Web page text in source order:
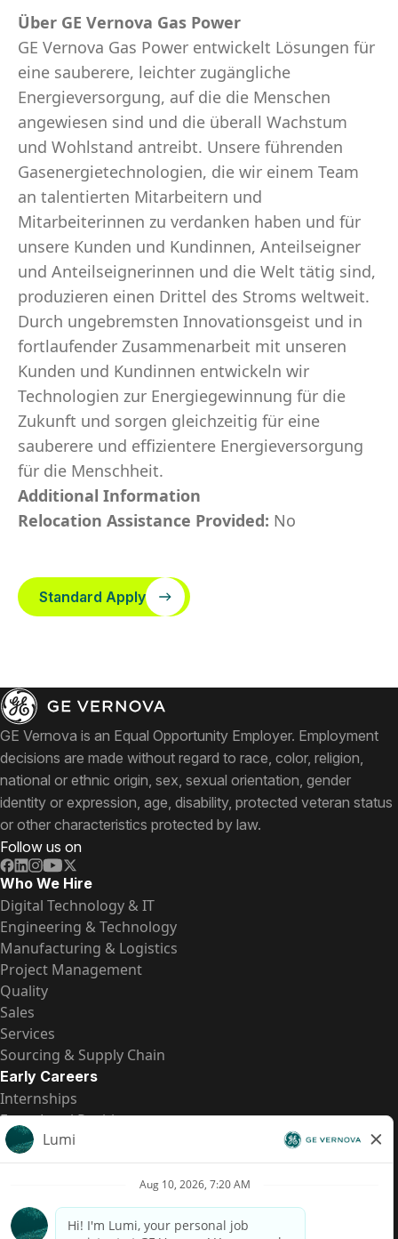
Über GE Vernova Gas Power
GE Vernova Gas Power entwickelt Lösungen für
eine sauberere, leichter zugängliche
Energieversorgung, auf die die Menschen
angewiesen sind und die überall Wachstum
und Wohlstand antreibt. Unsere führenden
Gasenergietechnologien, die wir einem Team
an talentierten Mitarbeitern und
Mitarbeiterinnen zu verdanken haben und für
unsere Kunden und Kundinnen, Anteilseigner
und Anteilseignerinnen und die Welt tätig sind,
produzieren einen Drittel des Stroms weltweit.
Durch ungebremsten Innovationsgeist und in
fortlaufender Zusammenarbeit mit unseren
Kunden und Kundinnen entwickeln wir
Technologien zur Energiegewinnung für die
Zukunft und sorgen gleichzeitig für eine
sauberere und effizientere Energieversorgung
für die Menschheit.
Additional Information
Relocation Assistance Provided: No
Standard Apply
GE Vernova is an Equal Opportunity Employer. Employment
decisions are made without regard to race, color, religion,
national or ethnic origin, sex, sexual orientation, gender
identity or expression, age, disability, protected veteran status
or other characteristics protected by law.
Follow us on
Who We Hire
Digital Technology & IT
Engineering & Technology
Manufacturing & Logistics
Project Management
Quality
Sales
Services
Sourcing & Supply Chain
Early Careers
Internships
Entry-Level Positions
All Opportunities
Quick Links
US Pay Transparency
Candidate Privacy Notice
Fraud Alert